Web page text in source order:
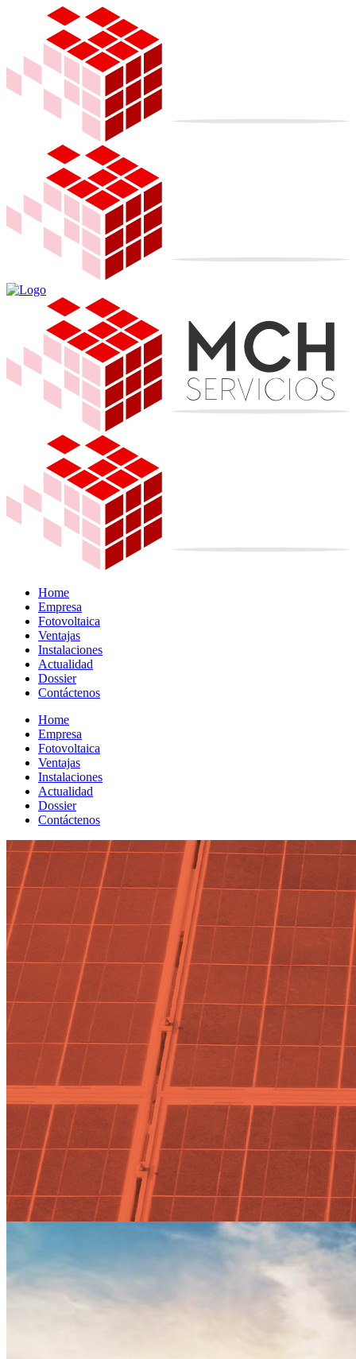
Home
Empresa
Fotovoltaica
Ventajas
Instalaciones
Actualidad
Dossier
Contáctenos
Home
Empresa
Fotovoltaica
Ventajas
Instalaciones
Actualidad
Dossier
Contáctenos
Actualidad